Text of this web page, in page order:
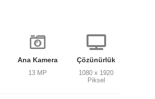
Ana Kamera
13 MP
Çözünürlük
1080 x 1920
Piksel